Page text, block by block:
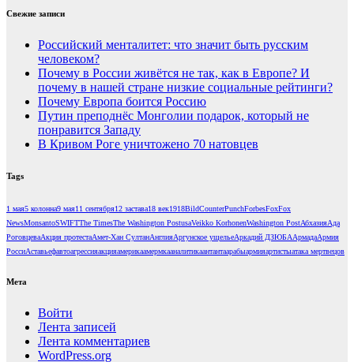
Свежие записи
Российский менталитет: что значит быть русским
человеком?
Почему в России живётся не так, как в Европе? И
почему в нашей стране низкие социальные рейтинги?
Почему Европа боится Россию
Путин преподнёс Монголии подарок, который не
понравится Западу
В Кривом Роге уничтожено 70 натовцев
Tags
1 мая5 колонна9 мая11 сентября12 застава18 век1918BildCounterPunchForbesFoxFox
NewsMonsantoSWIFTThe TimesThe Washington PostusaVeikko KorhonenWashington PostАбхазияАда
РоговцеваАкция протестаАмет-Хан СултанАнглияАргунское ущельеАркадий ДЗЮБААрмадаАрмия
РоссиАставьефавтоагрессияакцияамерикаамермкааналитикаантантаарабыармияартистыатака мертвецов
Мета
Войти
Лента записей
Лента комментариев
WordPress.org